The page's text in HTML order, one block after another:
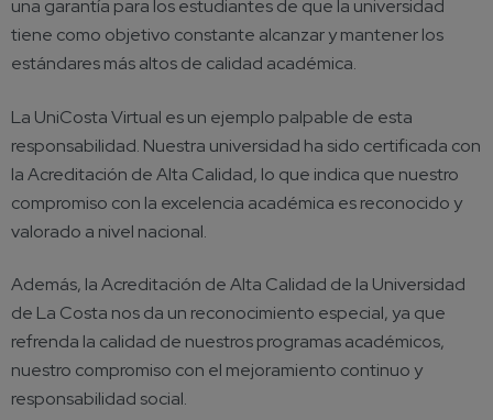
una garantía para los estudiantes de que la universidad
tiene como objetivo constante alcanzar y mantener los
estándares más altos de calidad académica.
La UniCosta Virtual es un ejemplo palpable de esta
responsabilidad. Nuestra universidad ha sido certificada con
la Acreditación de Alta Calidad, lo que indica que nuestro
compromiso con la excelencia académica es reconocido y
valorado a nivel nacional.
Además, la Acreditación de Alta Calidad de la Universidad
de La Costa nos da un reconocimiento especial, ya que
refrenda la calidad de nuestros programas académicos,
nuestro compromiso con el mejoramiento continuo y
responsabilidad social.